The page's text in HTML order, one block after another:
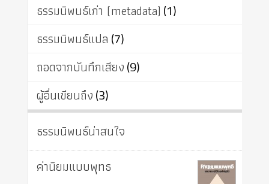
ธรรมนิพนธ์เก่า (metadata) (1)
ธรรมนิพนธ์แปล (7)
ถอดจากบันทึกเสียง(9)
ผู้อื่นเขียนถึง(3)
ธรรมนิพนธ์น่าสนใจ
ค่านิยมแบบพุทธ